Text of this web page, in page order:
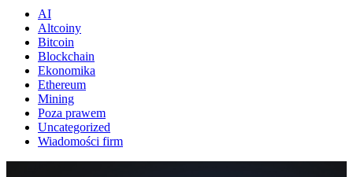
AI
Altcoiny
Bitcoin
Blockchain
Ekonomika
Ethereum
Mining
Poza prawem
Uncategorized
Wiadomości firm